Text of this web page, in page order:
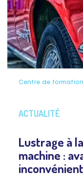
Centre de
ACTUALITÉ
Lustrage à
machine :